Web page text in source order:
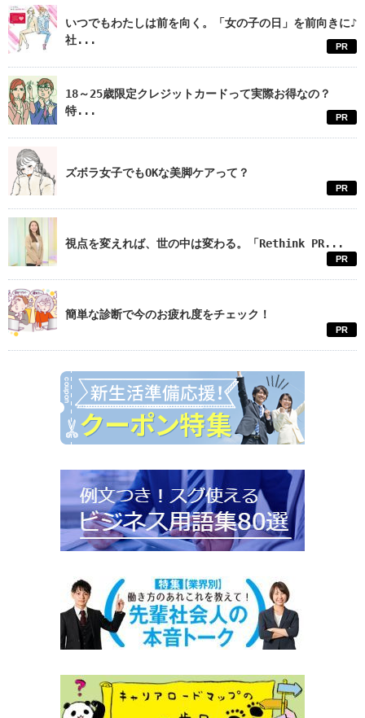
いつでもわたしは前を向く。「女の子の日」を前向きに♪
社...
PR
18～25歳限定クレジットカードって実際お得なの？
特...
PR
ズボラ女子でもOKな美脚ケアって？
PR
視点を変えれば、世の中は変わる。「Rethink PR...
PR
簡単な診断で今のお疲れ度をチェック！
PR